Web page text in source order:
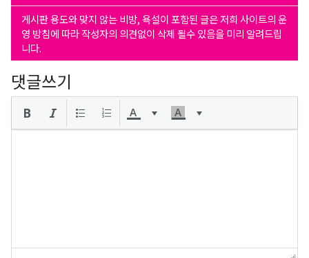
게시판 용도와 맞지 않는 비방, 욕설이 포함된 글은 저희 사이트의 운
영 방침에 따라 작성자의 의견없이 삭제 될수 있음을 미리 알려드립
니다.
댓글쓰기